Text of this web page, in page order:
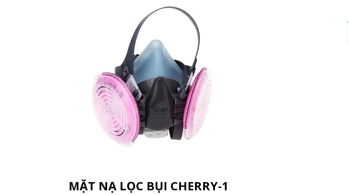
MẶT NẠ LỌC BỤI CHERRY-1